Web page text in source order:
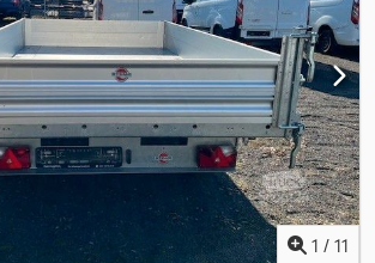
vastag többrétegű rétegeltlemez fehér PVC
profilok variálható rögzítési pontokkal *
ajtók * Elektro-galvanizált ajtózsanérok *
és mozgató fogantyúk Cedsyqdtnjpfx
padló: egybefüggő, csúszásmentes és vízálló
* 12 mm vastag * További keresztirányú
Világítás: 13 pólusú csatlakozó, EU
multifunkciós világítás * Hátsó ködlámpa *
lámpák A tévedések és közbenső
1 / 11